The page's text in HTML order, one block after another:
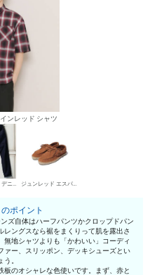
ンレッド シャツ
nano･universe デニムパンツ・ジーンズ ジュンレッド エスパドリーユ
ポイント
ズ自体はハーフパンツかクロップドパン
ングスなら裾をまくりって肌を露出さ
地シャツよりも「かわいい」コーディ
ァー、スリッポン、デッキシューズとい
。
のオシャレな色使いです。まず、赤と